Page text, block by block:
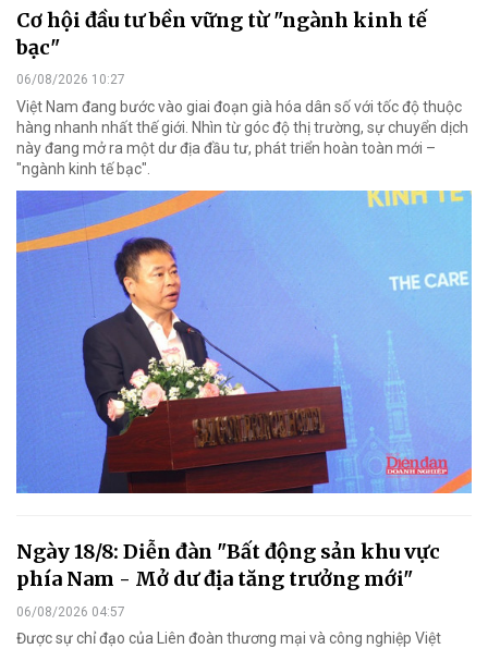
Cơ hội đầu tư bền vững từ "ngành kinh tế
bạc"
06/08/2026 10:27
Việt Nam đang bước vào giai đoạn già hóa dân số với tốc độ thuộc
hàng nhanh nhất thế giới. Nhìn từ góc độ thị trường, sự chuyển dịch
này đang mở ra một dư địa đầu tư, phát triển hoàn toàn mới –
"ngành kinh tế bạc".
Ngày 18/8: Diễn đàn "Bất động sản khu vực
phía Nam - Mở dư địa tăng trưởng mới"
06/08/2026 04:57
Được sự chỉ đạo của Liên đoàn thương mại và công nghiệp Việt